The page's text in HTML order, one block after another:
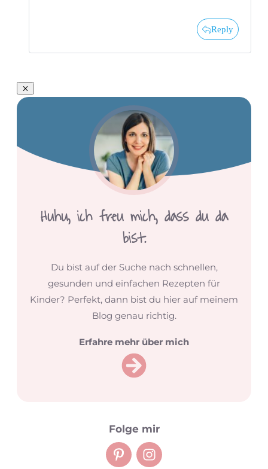
Reply
Huhu,ich freu mich, dass du da
bist.
Du bist auf der Suche nach schnellen,
gesunden und einfachen Rezepten für
Kinder? Perfekt, dann bist du hier auf meinem
Blog genau richtig.
Erfahre mehr über mich
Folge mir